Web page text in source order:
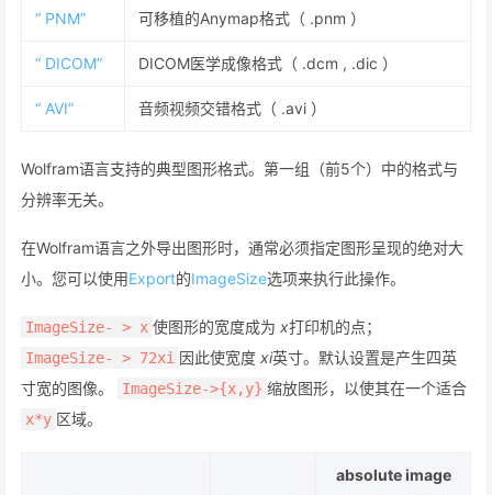
“ PNM” 可移植的Anymap格式（ .pnm ）
“ DICOM” DICOM医学成像格式（ .dcm , .dic ）
“ AVI” 音频视频交错格式（ .avi ）
Wolfram语言支持的典型图形格式。第一组（前5个）中的格式与
分辨率无关。
在Wolfram语言之外导出图形时，通常必须指定图形呈现的绝对大
小。您可以使用Export的ImageSize选项来执行此操作。
ImageSize- > x 使图形的宽度成为 x打印机的点；
ImageSize- > 72xi 因此使宽度 xi英寸。默认设置是产生四英
寸宽的图像。
ImageSize->{x,y} 缩放图形，以使其在一个适合
x*y 区域。
absolute image